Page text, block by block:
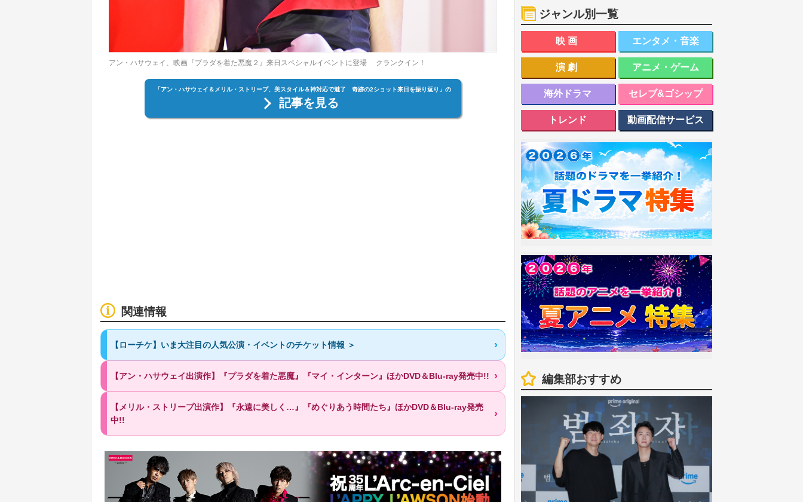
アン・ハサウェイ、映画『プラダを着た悪魔２』来日スペシャルイベントに登場 クランクイン！
「アン・ハサウェイ＆メリル・ストリープ、美スタイル＆神対応で魅了 奇跡の2ショット来日を振り返り」の
記事を見る
関連情報
【ローチケ】いま大注目の人気公演・イベントのチケット情報 ＞
【アン・ハサウェイ出演作】『プラダを着た悪魔』『マイ・インターン』ほかDVD＆Blu-ray発売中!!
【メリル・ストリープ出演作】『永遠に美しく…』『めぐりあう時間たち』ほかDVD＆Blu-ray発売
中!!
ジャンル別一覧
映画 エンタメ・音楽
演劇 アニメ・ゲーム
海外ドラマ セレブ&ゴシップ
トレンド 動画配信サービス
編集部おすすめ